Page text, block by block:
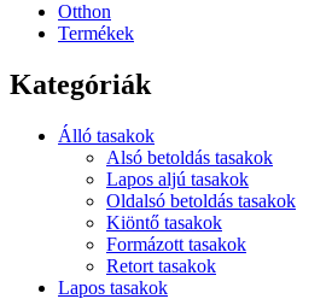
Otthon
Termékek
Kategóriák
Álló tasakok
Alsó betoldás tasakok
Lapos aljú tasakok
Oldalsó betoldás tasakok
Kiöntő tasakok
Formázott tasakok
Retort tasakok
Lapos tasakok